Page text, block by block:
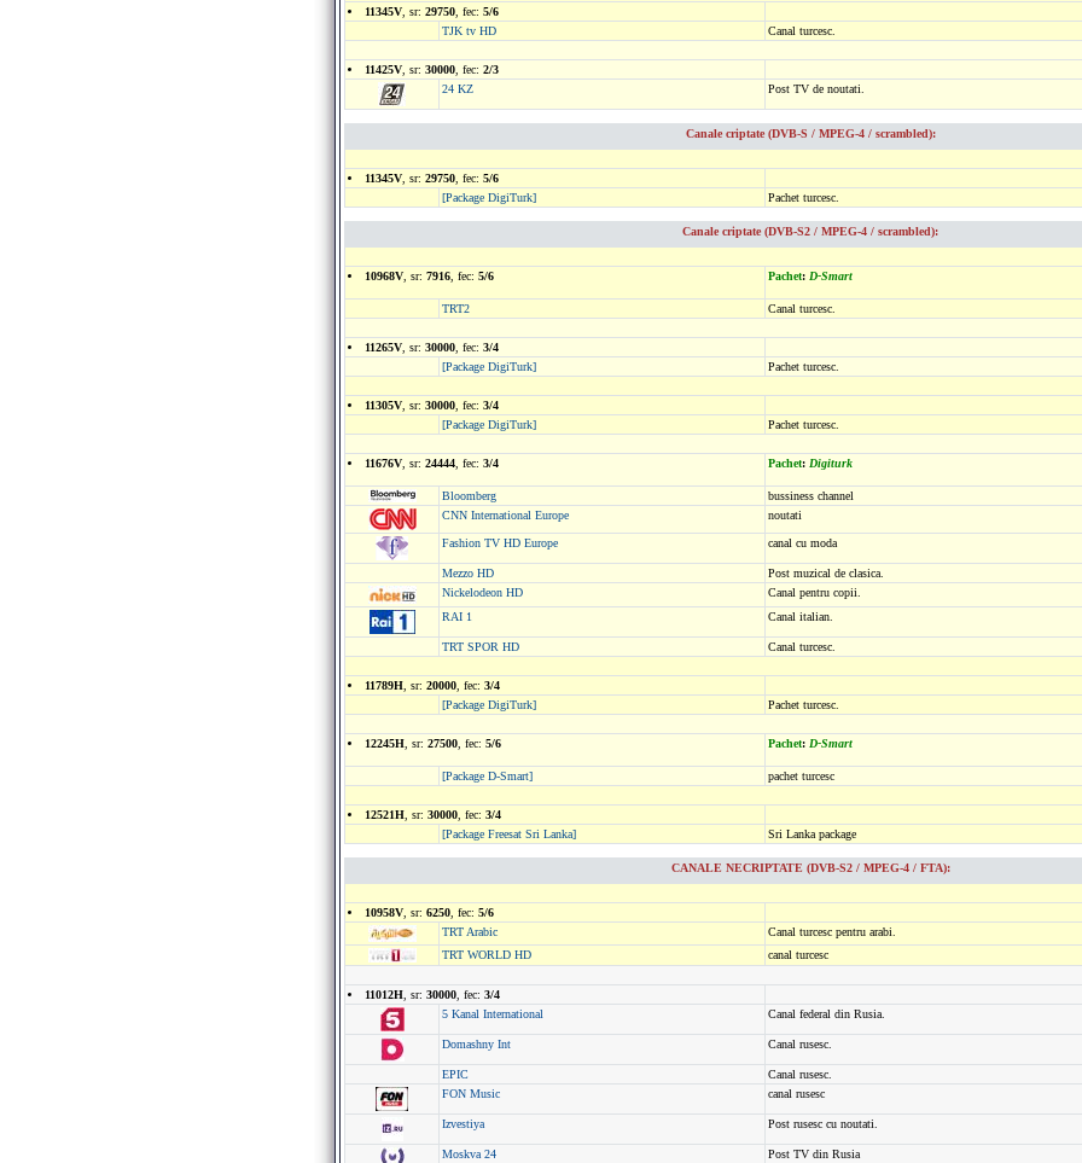
11345V , sr: 29750 , fec: 5/6
TJK tv HD
Canal turcesc.
11425V , sr: 30000 , fec: 2/3
24 KZ
Post TV de noutati.
Canale criptate (DVB-S / MPEG-4 / scrambled):
11345V , sr: 29750 , fec: 5/6
[Package DigiTurk]
Pachet turcesc.
Canale criptate (DVB-S2 / MPEG-4 / scrambled):
10968V , sr: 7916 , fec: 5/6 Pachet: D-Smart
TRT2
Canal turcesc.
11265V , sr: 30000 , fec: 3/4
[Package DigiTurk]
Pachet turcesc.
11305V , sr: 30000 , fec: 3/4
[Package DigiTurk]
Pachet turcesc.
11676V , sr: 24444 , fec: 3/4 Pachet: Digiturk
Bloomberg
bussiness channel
CNN International Europe
noutati
Fashion TV HD Europe canal cu moda
Mezzo HD
Post muzical de clasica.
Nickelodeon HD
Canal pentru copii.
RAI 1
Canal italian.
TRT SPOR HD Canal turcesc.
11789H , sr: 20000 , fec: 3/4
[Package DigiTurk]
Pachet turcesc.
12245H , sr: 27500 , fec: 5/6 Pachet: D-Smart
[Package D-Smart]
pachet turcesc
12521H , sr: 30000 , fec: 3/4
[Package Freesat Sri Lanka]
Sri Lanka package
CANALE NECRIPTATE (DVB-S2 / MPEG-4 / FTA):
10958V , sr: 6250 , fec: 5/6
TRT Arabic
Canal turcesc pentru arabi.
TRT WORLD HD
canal turcesc
11012H , sr: 30000 , fec: 3/4
5 Kanal International
Canal federal din Rusia.
Domashny Int Canal rusesc.
EPIC
Canal rusesc.
FON Music
canal rusesc
Izvestiya Post rusesc cu noutati.
Moskva 24 Post TV din Rusia